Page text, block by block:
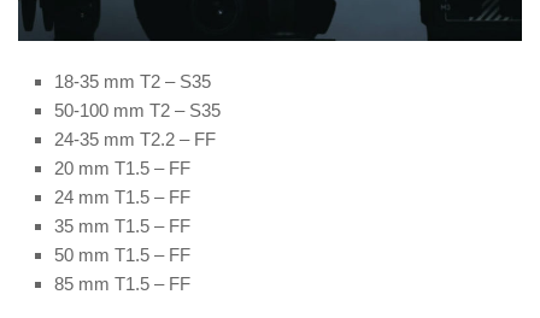
18-35 mm T2 – S35
50-100 mm T2 – S35
24-35 mm T2.2 – FF
20 mm T1.5 – FF
24 mm T1.5 – FF
35 mm T1.5 – FF
50 mm T1.5 – FF
85 mm T1.5 – FF